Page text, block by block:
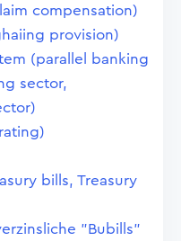
compensation)
provision)
(parallel banking
sector,
bills, Treasury
"Bubills"